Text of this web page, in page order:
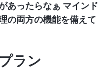
あったらなぁ マインド
の両方の機能を備えて
ラン